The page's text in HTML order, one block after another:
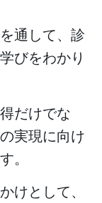
通して、診
びをわかり
だけでな
実現に向け
。
けとして、